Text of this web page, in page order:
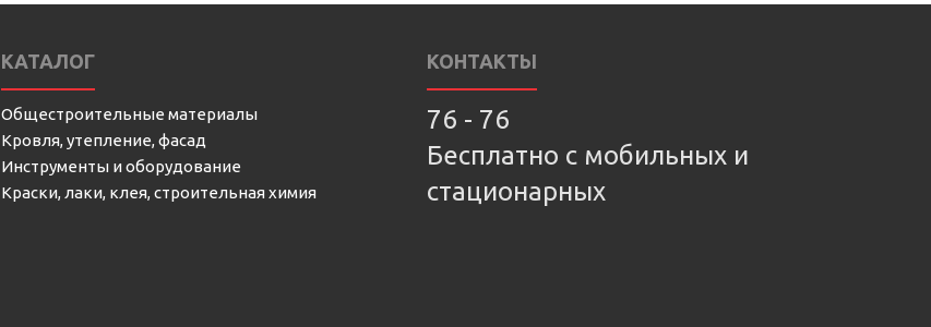
КАТАЛОГ
Общестроительные материалы
Кровля, утепление, фасад
Инструменты и оборудование
Краски, лаки, клея, строительная химия
КОНТАКТЫ
76 - 76
Бесплатно с мобильных и
стационарных